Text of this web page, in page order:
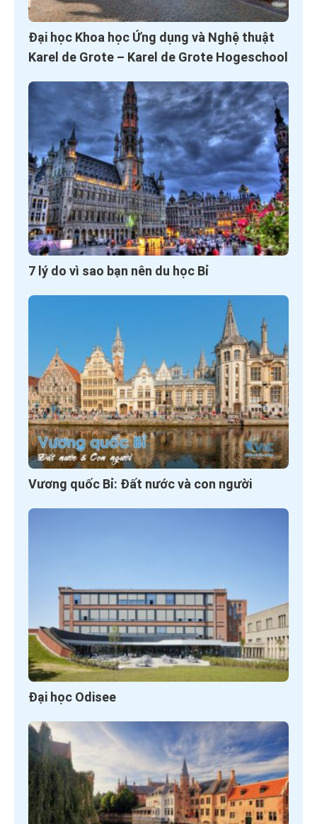
Đại học Khoa học Ứng dụng và Nghệ thuật
Karel de Grote – Karel de Grote Hogeschool
7 lý do vì sao bạn nên du học Bỉ
Vương quốc Bỉ: Đất nước và con người
Đại học Odisee